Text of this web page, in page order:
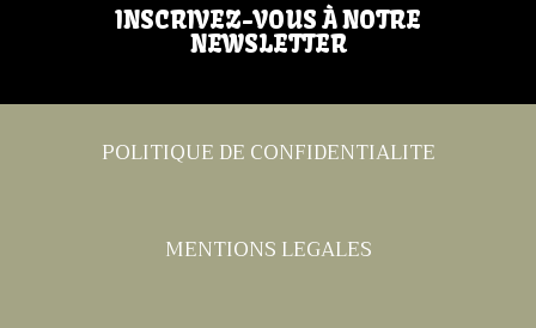
INSCRIVEZ-VOUS À NOTRE
NEWSLETTER
POLITIQUE DE CONFIDENTIALITE
MENTIONS LEGALES